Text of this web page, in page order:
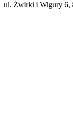
ul. Żwirki i Wigury 6,